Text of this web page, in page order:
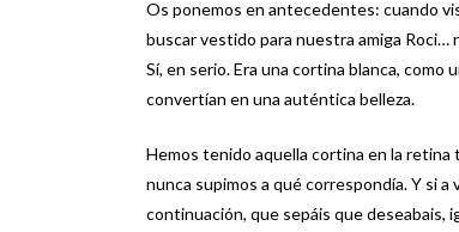
Os ponemos en antecedentes: cuando
buscar vestido para nuestra amiga Roci…
Sí, en serio. Era una cortina blanca,
convertían en una auténtica belleza.
Hemos tenido aquella cortina en la
nunca supimos a qué correspondía. Y si
continuación, que sepáis que deseabais,